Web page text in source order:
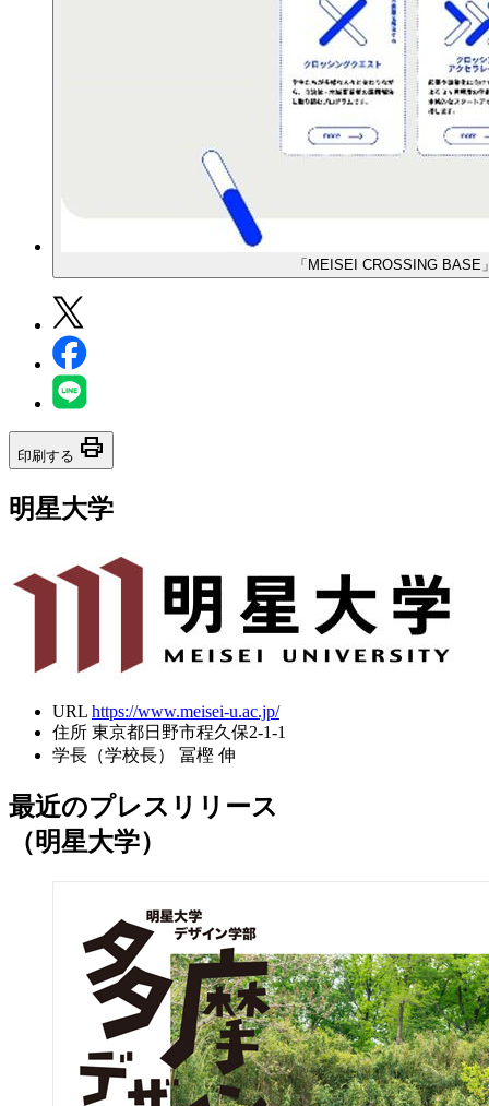
「MEISEI CROSSING
印刷する print
明星大学
URL https://www.meisei-u.ac.jp/
住所 東京都日野市程久保2-1-1
学長（学校長）
冨樫 伸
最近のプレスリリース
（明星大学）